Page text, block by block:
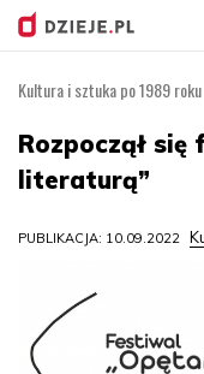
Kultura i sztuka po 1989 roku
Rozpoczął
literaturą”
PUBLIKACJA: 10.09.2022